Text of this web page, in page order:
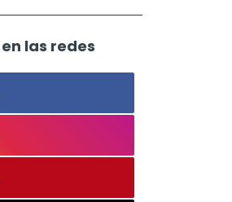
las redes